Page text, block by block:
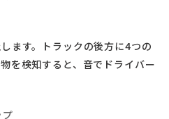
ます。トラックの後方に4つの
を検知すると、音でドライバー
プ